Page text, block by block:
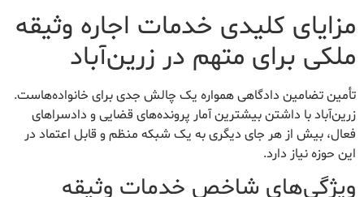
مزایای کلیدی خدمات اجاره وثیقه
ملکی برای متهم در زرین‌آباد
تأمین تضامین دادگاهی همواره یک چالش جدی برای خانواده‌هاست.
زرین‌آباد با داشتن بیشترین آمار پرونده‌های قضایی و دادسراهای
فعال، بیش از هر جای دیگری به یک شبکه منظم و قابل اعتماد در
این حوزه نیاز دارد.
ویژگی‌های شاخص خدمات وثیقه